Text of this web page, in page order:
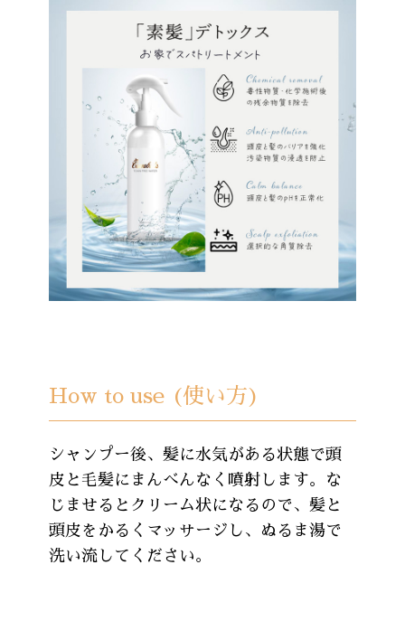
How to use (使い方)
シャンプー後、髪に水気がある状態で頭
皮と毛髪にまんべんなく噴射します。な
じませるとクリーム状になるので、髪と
頭皮をかるくマッサージし、ぬるま湯で
洗い流してください。